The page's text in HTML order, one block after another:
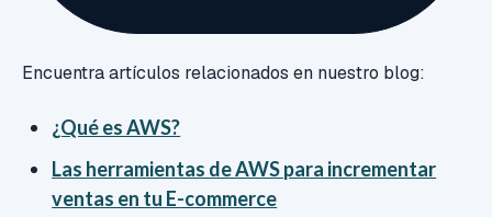
Encuentra artículos relacionados en nuestro blog:
¿Qué es AWS?
Las herramientas de AWS para incrementar
ventas en tu E-commerce